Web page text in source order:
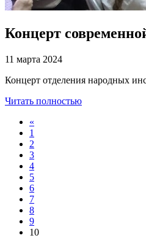
Концерт
11 марта 2024
Концерт отделения народных
Читать полностью
«
1
2
3
4
5
6
7
8
9
10